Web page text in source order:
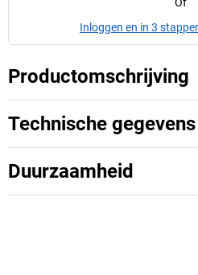
Inloggen en in 3
Productomschrijving
Technische gegevens
Duurzaamheid